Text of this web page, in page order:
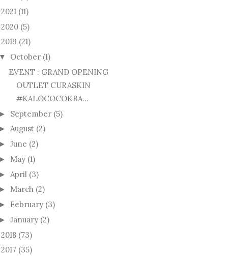
2021 (11)
2020 (5)
2019 (21)
October (1)
EVENT : GRAND OPENING
OUTLET CURASKIN
#KALOCOCOKBA...
September (5)
August (2)
June (2)
May (1)
April (3)
March (2)
February (3)
January (2)
2018 (73)
2017 (35)